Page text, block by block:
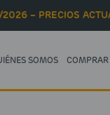
– PRECIOS
SOMOS